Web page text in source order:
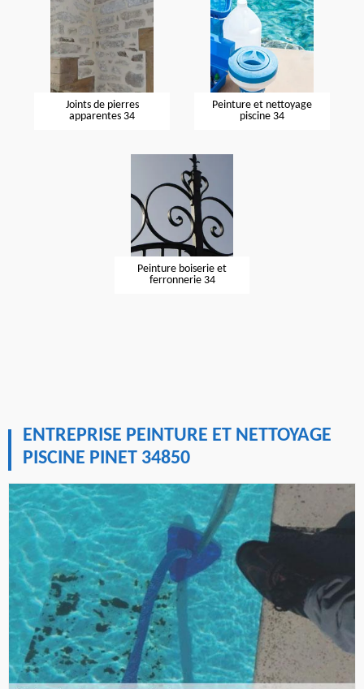
Joints de pierres
apparentes 34
Peinture et nettoyage
piscine 34
Peinture boiserie et
ferronnerie 34
ENTREPRISE PEINTURE ET NETTOYAGE
PISCINE PINET 34850